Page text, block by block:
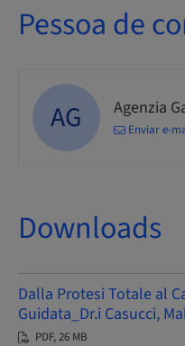
Pessoa de
AG Agenzia
Enviar e-
Downloads
Dalla Protesi Totale al
Guidata_Dr.i Casucci,
PDF, 26 MB